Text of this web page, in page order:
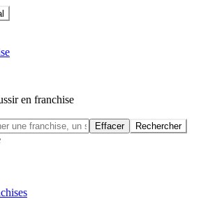
en franchise
Effacer Rechercher